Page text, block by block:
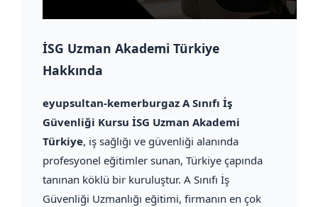
İSG Uzman Akademi Türkiye
Hakkında
eyupsultan-kemerburgaz A Sınıfı İş
Güvenliği Kursu İSG Uzman Akademi
Türkiye, iş sağlığı ve güvenliği alanında
profesyonel eğitimler sunan, Türkiye çapında
tanınan köklü bir kuruluştur. A Sınıfı İş
Güvenliği Uzmanlığı eğitimi, firmanın en çok